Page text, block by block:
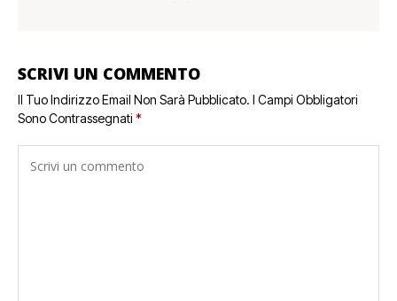
SCRIVI UN COMMENTO
Il Tuo Indirizzo Email Non Sarà Pubblicato. I Campi Obbligatori
Sono Contrassegnati *